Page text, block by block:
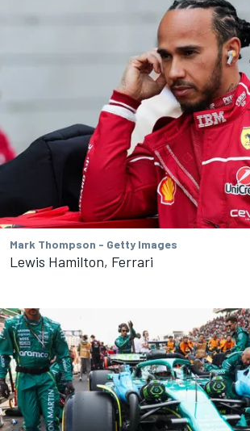
Mark Thompson - Getty Images
Lewis Hamilton, Ferrari